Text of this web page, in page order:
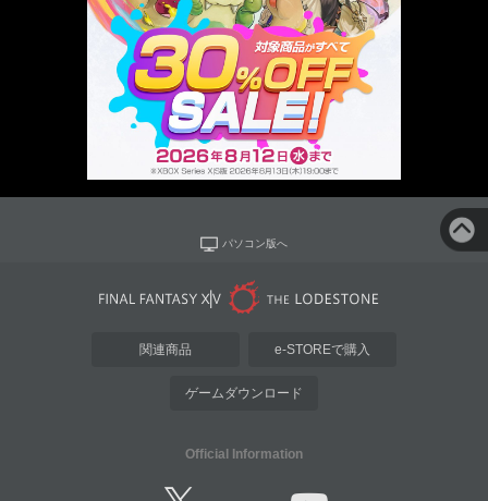
パソコン版へ
関連商品 e-STOREで購入
ゲームダウンロード
Official Information